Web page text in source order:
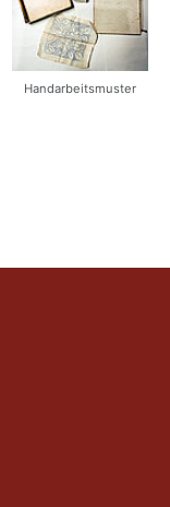
Handarbeitsmuster